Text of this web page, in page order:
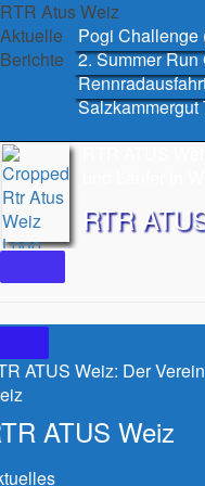
Skip
to
content
RTR Atus Weiz
Aktuelle
Berichte
Pogi Challenge
2. Summer Run
Salzkammergut
RTR
ATUS Weiz: Der
ATUS Weiz